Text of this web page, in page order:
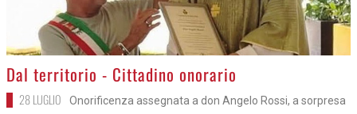
>
Dal territorio - Cittadino onorario
28 LUGLIO Onorificenza assegnata a don Angelo Rossi, a sorpresa